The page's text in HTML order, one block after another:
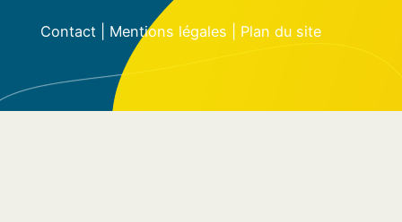
Contact| Mentions légales Plan du site